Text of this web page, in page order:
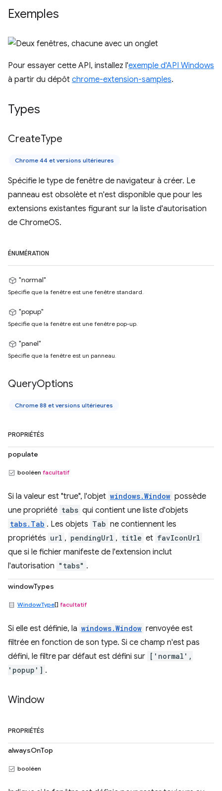
Exemples
Pour essayer cette API, installez l'exemple d'API Windows
à partir du dépôt chrome-extension-samples.
Types
CreateType
Chrome 44 et versions ultérieures
Spécifie le type de fenêtre de navigateur à créer. Le
panneau est obsolète et n'est disponible que pour les
extensions existantes figurant sur la liste d'autorisation
de ChromeOS.
ÉNUMÉRATION
"normal"
Spécifie que la fenêtre est une fenêtre standard.
"popup"
Spécifie que la fenêtre est une fenêtre pop-up.
"panel"
Spécifie que la fenêtre est un panneau.
QueryOptions
Chrome 88 et versions ultérieures
PROPRIÉTÉS
populate
booléen facultatif
Si la valeur est "true", l'objet windows.Window possède
une propriété tabs qui contient une liste d'objets
tabs.Tab . Les objets Tab ne contiennent les
propriétés url , pendingUrl , title et favIconUrl
que si le fichier manifeste de l'extension inclut
l'autorisation "tabs" .
windowTypes
WindowType[] facultatif
Si elle est définie, la windows.Window renvoyée est
filtrée en fonction de son type. Si ce champ n'est pas
défini, le filtre par défaut est défini sur ['normal',
'popup'] .
Window
PROPRIÉTÉS
alwaysOnTop
booléen